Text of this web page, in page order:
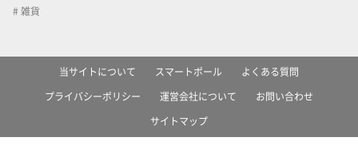
雑貨
当サイトについて スマートポール よくある質問
プライバシーポリシー 運営会社について お問い合わせ
サイトマップ